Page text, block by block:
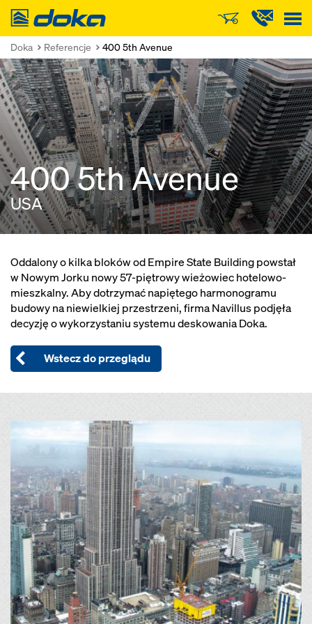
Doka
Doka Referencje 400 5th Avenue
400 5th Avenue
USA
Oddalony o kilka bloków od Empire State Building powstał
w Nowym Jorku nowy 57-piętrowy wieżowiec hotelowo-
mieszkalny. Aby dotrzymać napiętego harmonogramu
budowy na niewielkiej przestrzeni, firma Navillus podjęła
decyzję o wykorzystaniu systemu deskowania Doka.
Wstecz do przeglądu
Open